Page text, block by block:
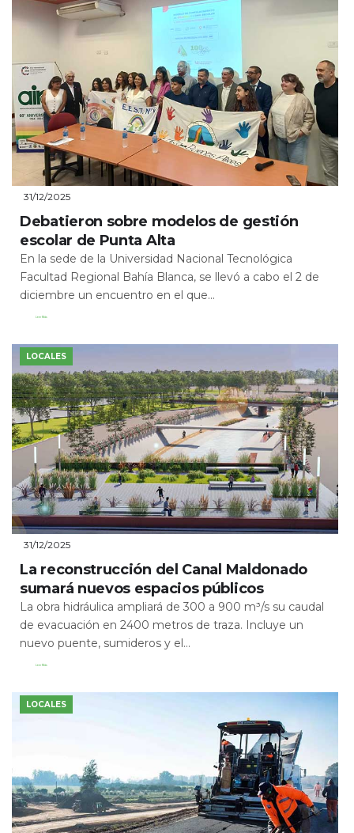
31/12/2025
Debatieron sobre modelos de gestión
escolar de Punta Alta
En la sede de la Universidad Nacional Tecnológica
Facultad Regional Bahía Blanca, se llevó a cabo el 2 de
diciembre un encuentro en el que...
Leer Más
LOCALES
31/12/2025
La reconstrucción del Canal Maldonado
sumará nuevos espacios públicos
La obra hidráulica ampliará de 300 a 900 m³/s su caudal
de evacuación en 2400 metros de traza. Incluye un
nuevo puente, sumideros y el...
Leer Más
LOCALES